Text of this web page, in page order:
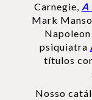
Carnegie, A
Mark
psiquiatra
títulos
Nosso